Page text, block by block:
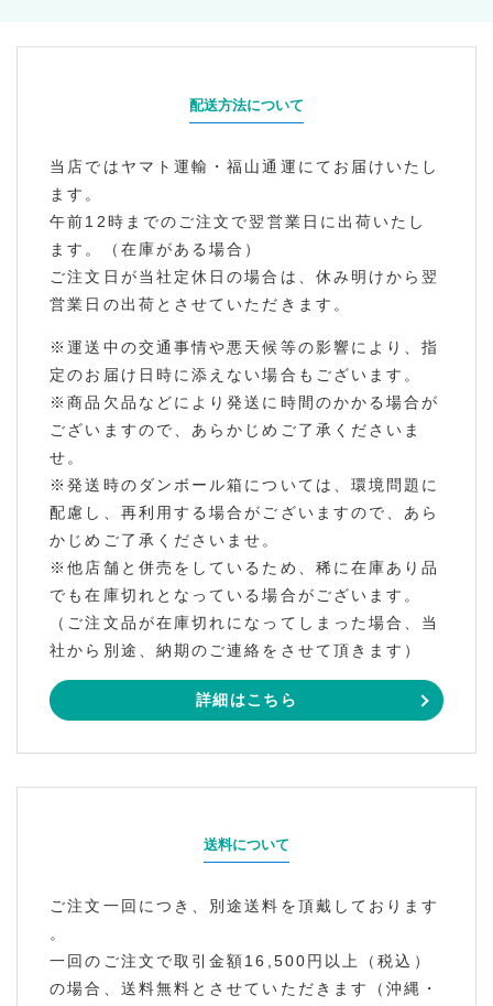
配送方法について
当店ではヤマト運輸・福山通運にてお届けいたし
ます。
午前12時までのご注文で翌営業日に出荷いたし
ます。（在庫がある場合）
ご注文日が当社定休日の場合は、休み明けから翌
営業日の出荷とさせていただきます。
※運送中の交通事情や悪天候等の影響により、指
定のお届け日時に添えない場合もございます。
※商品欠品などにより発送に時間のかかる場合が
ございますので、あらかじめご了承くださいま
せ。
※発送時のダンボール箱については、環境問題に
配慮し、再利用する場合がございますので、あら
かじめご了承くださいませ。
※他店舗と併売をしているため、稀に在庫あり品
でも在庫切れとなっている場合がございます。
（ご注文品が在庫切れになってしまった場合、当
社から別途、納期のご連絡をさせて頂きます）
詳細はこちら
送料について
ご注文一回につき、別途送料を頂戴しております
。
一回のご注文で取引金額16,500円以上（税込）
の場合、送料無料とさせていただきます（沖縄・